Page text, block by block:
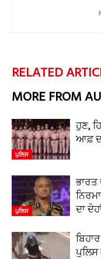
RELATED
MORE FROM
ਪੁਲਿਸ
ਹੁਣ,
ਆਫ਼ ਦ
ਪੁਲਿਸ
ਦਾ
ਪੁਲਿਸ